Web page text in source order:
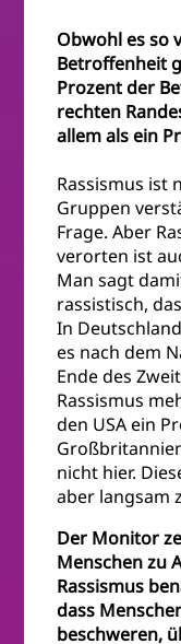
Obwohl es so
Betroffenheit
Prozent der
rechten
allem als ein
Rassismus ist
Gruppen
Frage. Aber
verorten ist
Man sagt
rassistisch,
In
es nach dem
Ende des
Rassismus
den USA ein
nicht hier.
aber langsam
Der Monitor
Menschen zu
Rassismus
dass
beschweren,